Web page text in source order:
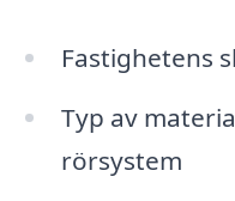
Fastighetens
Typ av
rörsystem